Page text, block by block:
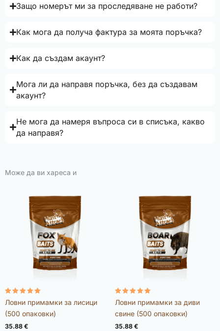
Защо номерът ми за проследяване не работи?
Как мога да получа фактура за моята поръчка?
Как да създам акаунт?
Мога ли да направя поръчка, без да създавам
акаунт?
Не мога да намеря въпроса си в списъка, какво
да направя?
Може да ви хареса и
Оценено с
4.98
от 5
Ловни примамки за лисици
(500 опаковки)
35.88 €
Оценено с
4.92
от 5
Ловни примамки за диви
свине (500 опаковки)
35.88 €